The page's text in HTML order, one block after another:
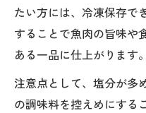
たい方には、冷凍保存で
することで魚肉の旨味や
ある一品に仕上がります。
注意点として、塩分が多
の調味料を控えめにする